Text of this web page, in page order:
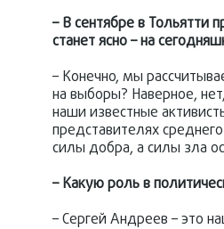
– В сентябре в Тольятти
станет ясно – на
– Конечно, мы
на выборы? Наверное,
наши известные
представителях
силы добра, а силы зла
– Какую роль в
– Сергей Андреев – это